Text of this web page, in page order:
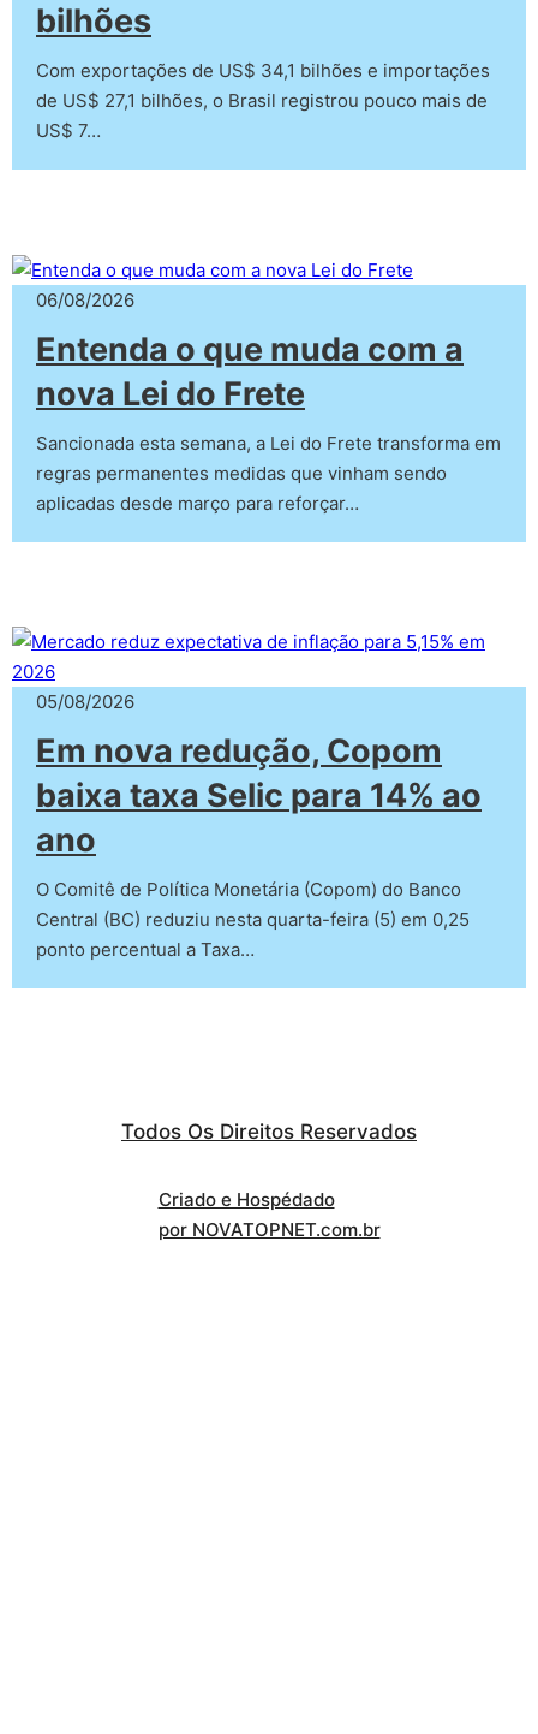
bilhões
Com exportações de US$ 34,1 bilhões e importações
de US$ 27,1 bilhões, o Brasil registrou pouco mais de
US$ 7…
06/08/2026
Entenda o que muda com a
nova Lei do Frete
Sancionada esta semana, a Lei do Frete transforma em
regras permanentes medidas que vinham sendo
aplicadas desde março para reforçar…
05/08/2026
Em nova redução, Copom
baixa taxa Selic para 14% ao
ano
O Comitê de Política Monetária (Copom) do Banco
Central (BC) reduziu nesta quarta-feira (5) em 0,25
ponto percentual a Taxa…
Todos Os Direitos Reservados
Criado e Hospédado
por NOVATOPNET.com.br